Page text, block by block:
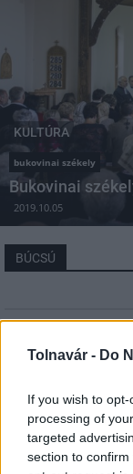
Tolnavár - Do
If you wish to
processing of
targeted
section to
KULTÚRA
bukovinai székely
Bukovinai
2019.10.05
BÚCSÚ
Név
E-mail cím